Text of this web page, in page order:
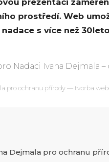
prezentaci
prostředí. Web
s více než
pro ochranu přírody — tvorba
Dejmala pro ochranu